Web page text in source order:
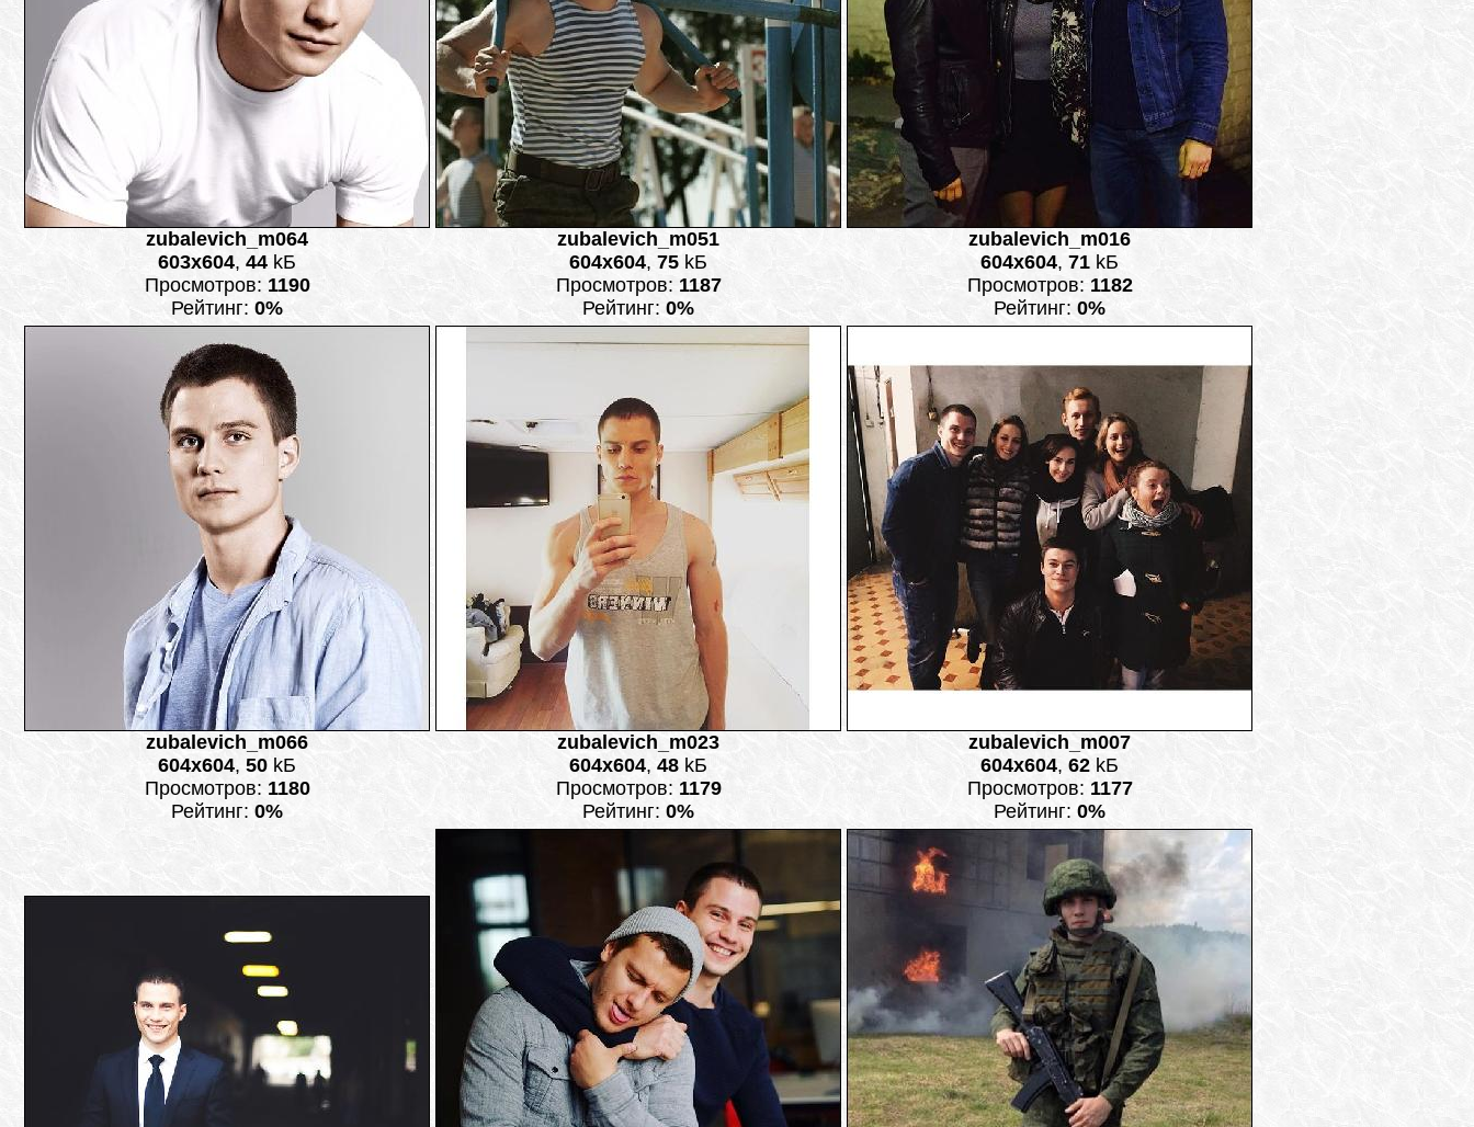
zubalevich_m064
603x604, 44 kБ
Просмотров: 1190
Рейтинг: 0%
zubalevich_m051
604x604, 75 kБ
Просмотров: 1187
Рейтинг: 0%
zubalevich_m016
604x604, 71 kБ
Просмотров: 1182
Рейтинг: 0%
zubalevich_m066
604x604, 50 kБ
Просмотров: 1180
Рейтинг: 0%
zubalevich_m023
604x604, 48 kБ
Просмотров: 1179
Рейтинг: 0%
zubalevich_m007
604x604, 62 kБ
Просмотров: 1177
Рейтинг: 0%